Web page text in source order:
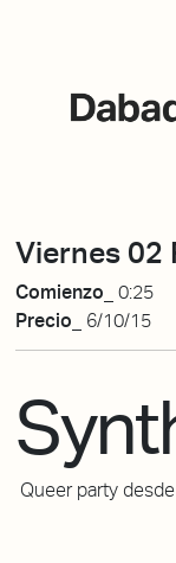
Viernes 02
Comienzo_ 0:25
Precio_ 6/10/15
Queer party